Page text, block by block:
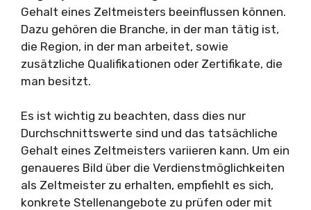
Gehalt eines Zeltmeisters beeinflussen können.
Dazu gehören die Branche, in der man tätig ist,
die Region, in der man arbeitet, sowie
zusätzliche Qualifikationen oder Zertifikate, die
man besitzt.
Es ist wichtig zu beachten, dass dies nur
Durchschnittswerte sind und das tatsächliche
Gehalt eines Zeltmeisters variieren kann. Um ein
genaueres Bild über die Verdienstmöglichkeiten
als Zeltmeister zu erhalten, empfiehlt es sich,
konkrete Stellenangebote zu prüfen oder mit